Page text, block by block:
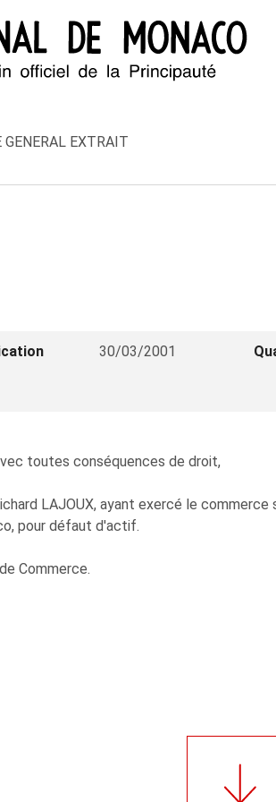
GENERAL EXTRAIT
30/03/2001
toutes conséquences de droit,
LAJOUX, ayant exercé le commerce
pour défaut d'actif.
Commerce.